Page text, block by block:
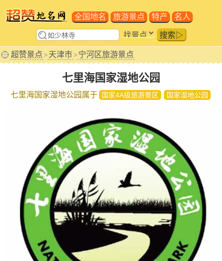
全国地名 旅游景点 特产 名人
搜索▷
超赞景点>天津市>宁河区旅游景点
七里海国家湿地公园
七里海国家湿地公园属于 国家4A级旅游景区 国家湿地公园